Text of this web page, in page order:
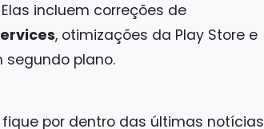
incluem correções de
, otimizações da Play Store e
plano.
fique por dentro das últimas notícias